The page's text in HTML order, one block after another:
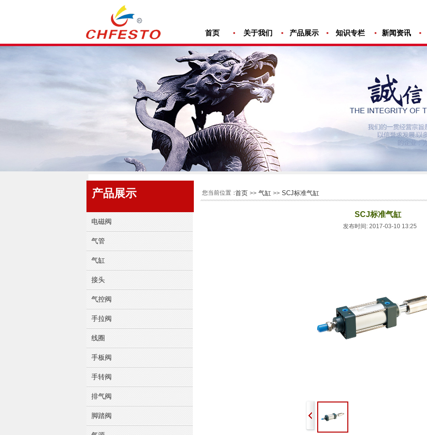
首页 关于我们 产品展示 知识专栏 新闻资讯
SCJ标准气缸
发布时间: 2017-03-10 13:25
电磁阀
气管
气缸
接头
气控阀
手拉阀
线圈
手板阀
手转阀
排气阀
脚踏阀
首页 >> 气缸 >> SCJ标准气缸
您当前位置：
产品展示